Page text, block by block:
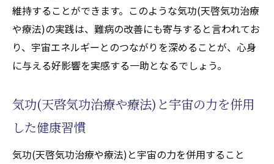
維持することができます。このような気功(天啓気功治療
や療法)の実践は、難病の改善にも寄与すると言われてお
り、宇宙エネルギーとのつながりを深めることが、心身
に与える好影響を実感する一助となるでしょう。
気功(天啓気功治療や療法)と宇宙の力を併用
した健康習慣
気功(天啓気功治療や療法)と宇宙の力を併用すること